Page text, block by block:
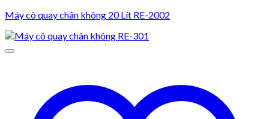
Máy cô quay chân không 20 Lít RE-2002